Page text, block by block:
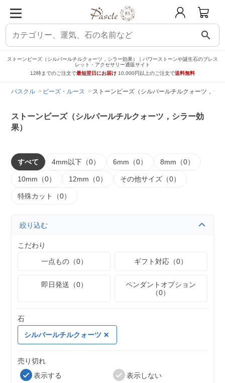
search
ストーンビーズ（シルバールチルクォーツ，シラー効果）｜パワーストーンや誕生石のブレス
レット・アクセサリー通販サイト
12時までのご注文で最短翌日にお届け 10,000円以上のご注文で送料無料
パスクル ビーズ・ルース ストーンビーズ（シルバールチルクォーツ，シ
ストーンビーズ（シルバールチルクォーツ，シラー効
果）
すべて 4mm以下（0） 6mm（0） 8mm（0）
10mm（0） 12mm（0） その他サイズ（0）
特殊カット（0）
絞り込む
こだわり
一点もの（0）
ギフト対応（0）
即日発送（0）
ペンダントオプション
（0）
石
シルバールチルクォーツ
売り切れ
表示する
表示しない